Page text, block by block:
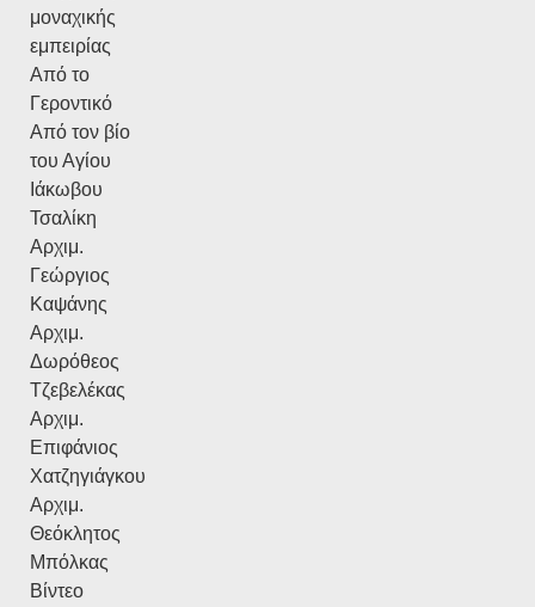
μοναχικής
εμπειρίας
Από το
Γεροντικό
Από τον βίο
του Αγίου
Ιάκωβου
Τσαλίκη
Αρχιμ.
Γεώργιος
Καψάνης
Αρχιμ.
Δωρόθεος
Τζεβελέκας
Αρχιμ.
Επιφάνιος
Χατζηγιάγκου
Αρχιμ.
Θεόκλητος
Μπόλκας
Βίντεο